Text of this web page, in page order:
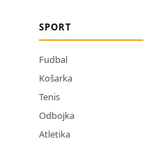
SPORT
Fudbal
Košarka
Tenis
Odbojka
Atletika